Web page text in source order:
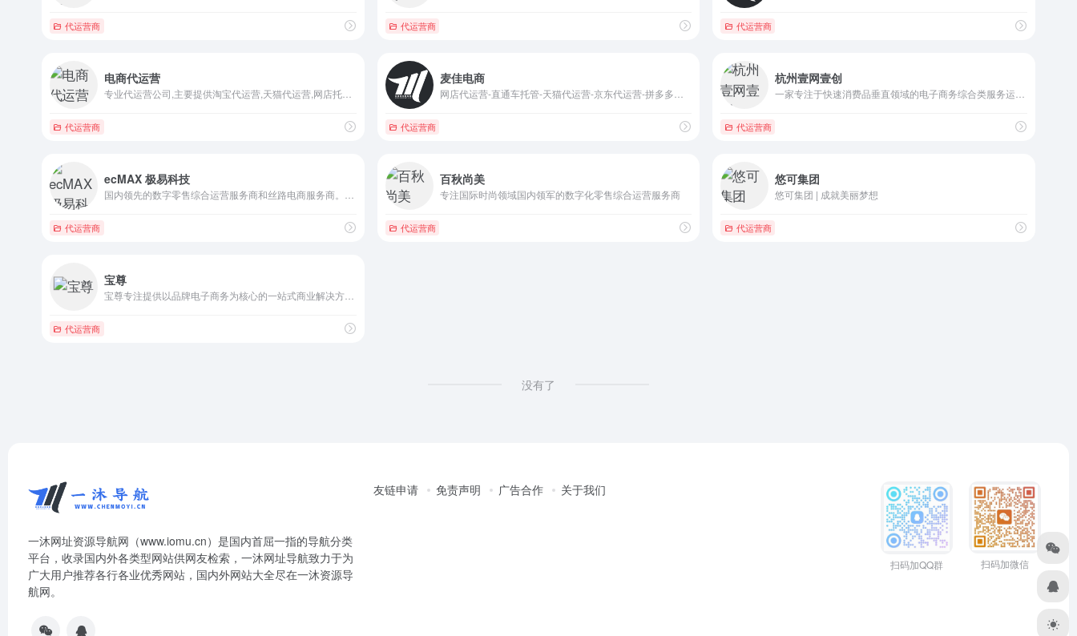
代运营商 代运营商 代运营商
电商代运营
代运营商
麦佳电商
代运营商
杭州壹网壹创
代运营商
ecMAX 极易科技
代运营商
百秋尚美
专注国际时尚领域国内领军的数字化零售综合运营服务商
代运营商
悠可集团
悠可集团 | 成就美丽梦想
代运营商
宝尊
代运营商
没有了
一沐网址资源导航网（www.iomu.cn）是国内首屈一指的导航分类
平台，收录国内外各类型网站供网友检索，一沐网址导航致力于为
广大用户推荐各行各业优秀网站，国内外网站大全尽在一沐资源导
航网。
友链申请 免责声明 广告合作 关于我们
扫码加QQ群 扫码加微信